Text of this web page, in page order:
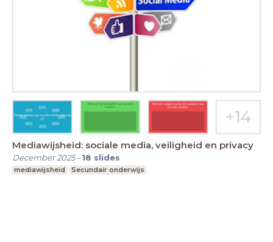
Mediawijsheid: sociale media, veiligheid en privacy
December 2025- 18 slides
mediawijsheid Secundair onderwijs